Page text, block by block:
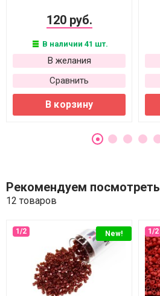
120 руб.
В наличии 41 шт.
В желания
Сравнить
В корзину
Рекомендуем посмотреть
12 товаров
New!